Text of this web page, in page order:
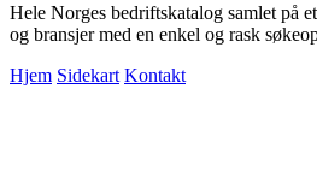
Hele Norges bedriftskatalog samlet på
og bransjer med en enkel og rask
Hjem Sidekart Kontakt